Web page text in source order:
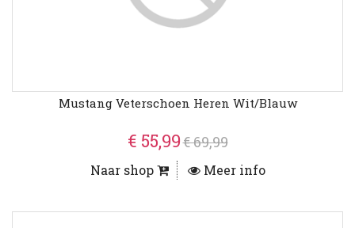
Mustang Veterschoen Heren Wit/Blauw
€ 55,99€ 69,99
Naar shop Meer info